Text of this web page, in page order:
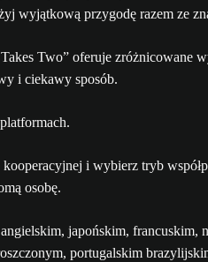
wyjątkową przygodę razem ze
Two” oferuje zróżnicowane
i ciekawy sposób.
i wybierz tryb
osobę.
japońskim, francuskim,
portugalskim